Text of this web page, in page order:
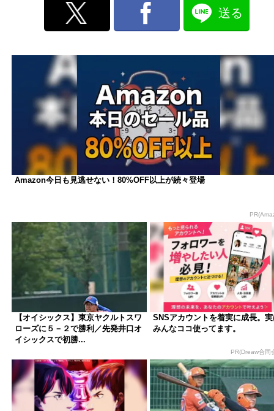
送る
Amazon今日も見逃せない！80%OFF以上が続々登場
【オイシックス】東京ヤクルトスワ
ローズに５－２で勝利／先発井口オ
イシックスで初勝...
SNSアカウントを着実に成長。
みんなココ使ってます。
PR(Dreaw合同